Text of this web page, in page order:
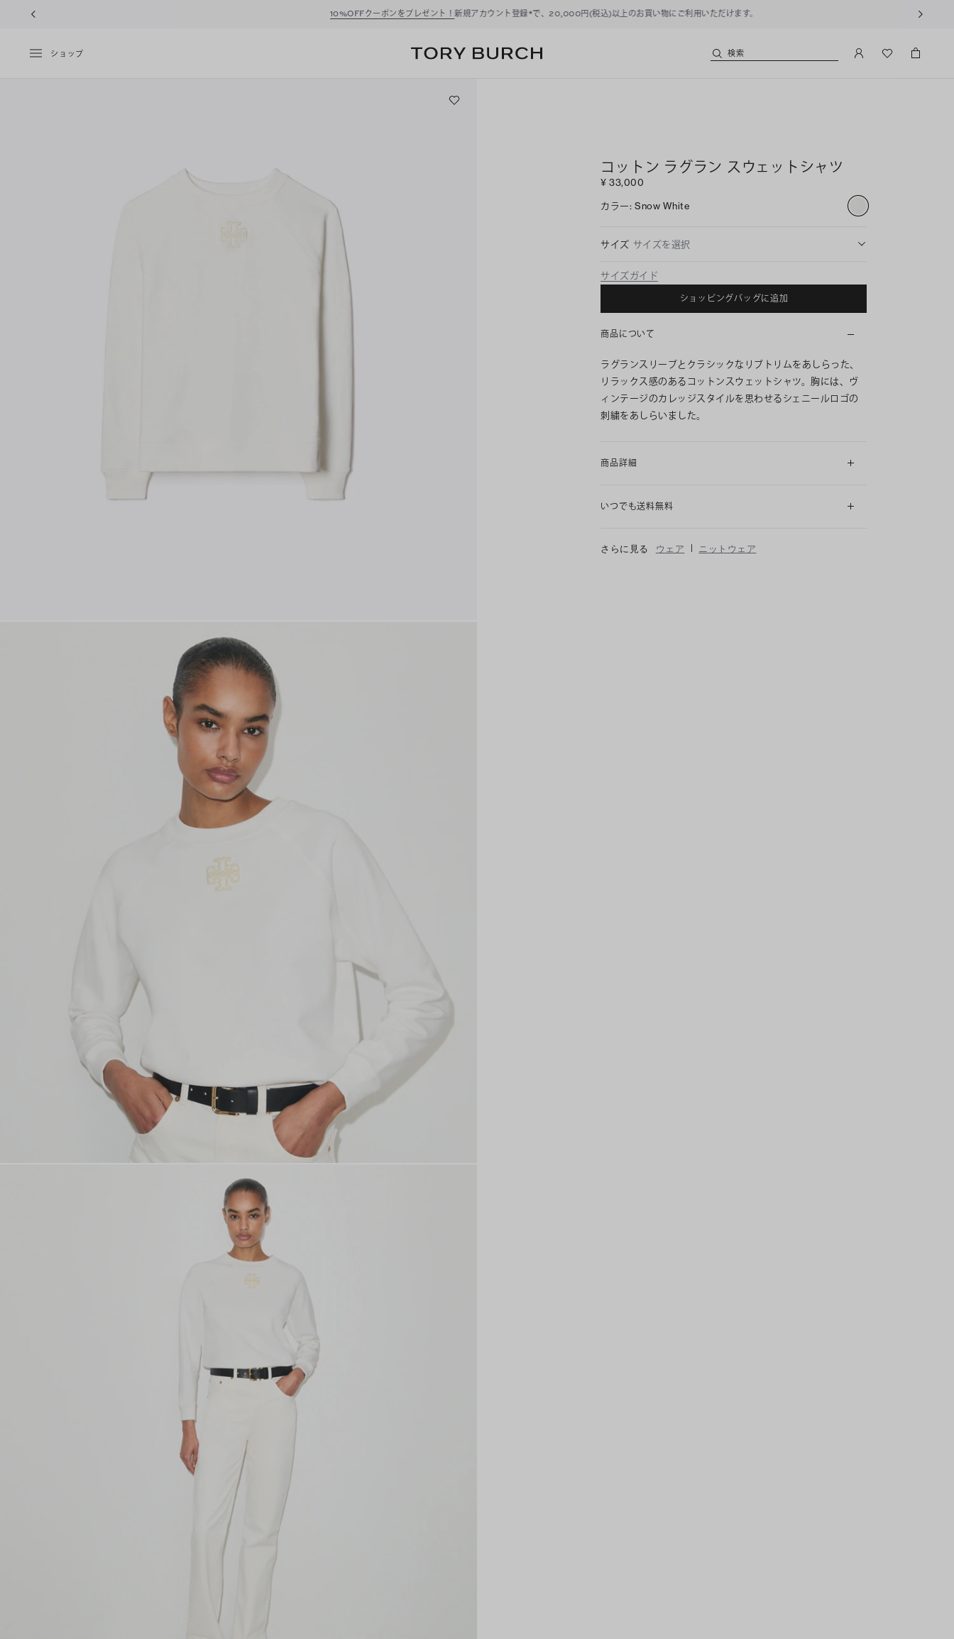
10%OFFクーポンをプレゼント！新規アカウント登録*で、20,000円(税込)以上のお買い物にご利用いただけます。
ショップ 検索
コットン ラグラン スウェットシャツ
¥ 33,000
カラー: Snow White
サイズ サイズを選択
サイズガイド
ショッピングバッグに追加
商品について
ラグランスリーブとクラシックなリブトリムをあしらった、
リラックス感のあるコットンスウェットシャツ。胸には、ヴ
ィンテージのカレッジスタイルを思わせるシェニールロゴの
刺繍をあしらいました。
商品詳細
いつでも送料無料
さらに見る ウェア | ニットウェア